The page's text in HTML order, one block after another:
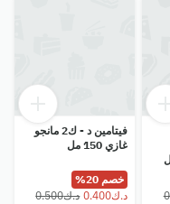
فيتامين د - ك2 مانجو
غازي 150 مل
خصم 20%
⁦د.ك0.500⁩